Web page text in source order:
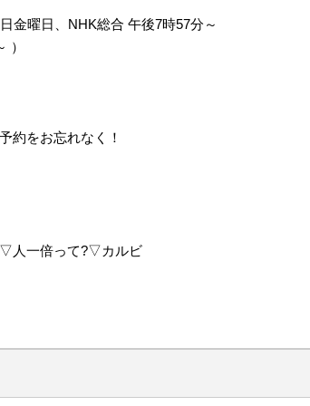
金曜日、NHK総合 午後7時57分～
）
約をお忘れなく！
人一倍って?▽カルビ